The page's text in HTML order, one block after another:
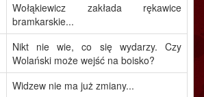
Wołąkiewicz zakłada rękawice
bramkarskie...
Nikt nie wie, co się wydarzy. Czy
Wolański może wejść na boisko?
Widzew nie ma już zmiany...